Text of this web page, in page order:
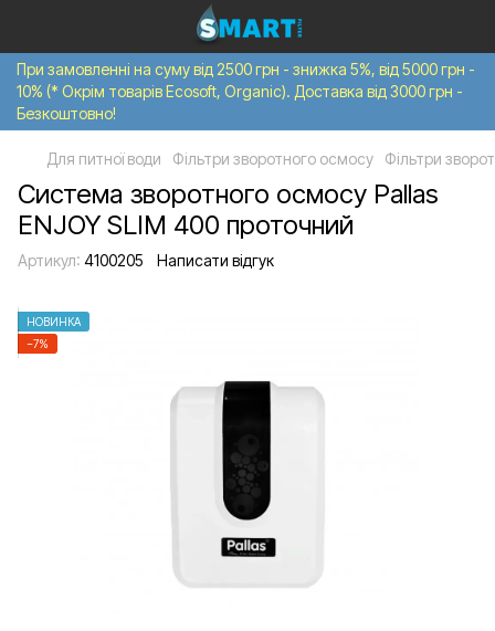
При замовленні на суму від 2500 грн - знижка 5%, від 5000 грн -
10% (* Окрім товарів Ecosoft, Organic). Доставка від 3000 грн -
Безкоштовно!
Для питної води Фільтри зворотного осмосу Фільтри
Система зворотного осмосу Pallas
ENJOY SLIM 400 проточний
Артикул: 4100205 Написати відгук
НОВИНКА
−7%